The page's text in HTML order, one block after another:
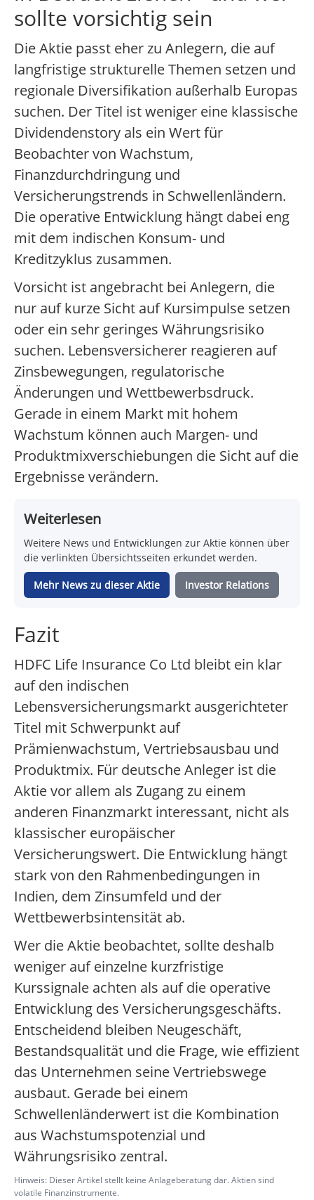
sollte vorsichtig sein
Die Aktie passt eher zu Anlegern, die auf
langfristige strukturelle Themen setzen und
regionale Diversifikation außerhalb Europas
suchen. Der Titel ist weniger eine klassische
Dividendenstory als ein Wert für
Beobachter von Wachstum,
Finanzdurchdringung und
Versicherungstrends in Schwellenländern.
Die operative Entwicklung hängt dabei eng
mit dem indischen Konsum- und
Kreditzyklus zusammen.
Vorsicht ist angebracht bei Anlegern, die
nur auf kurze Sicht auf Kursimpulse setzen
oder ein sehr geringes Währungsrisiko
suchen. Lebensversicherer reagieren auf
Zinsbewegungen, regulatorische
Änderungen und Wettbewerbsdruck.
Gerade in einem Markt mit hohem
Wachstum können auch Margen- und
Produktmixverschiebungen die Sicht auf die
Ergebnisse verändern.
Weiterlesen
Weitere News und Entwicklungen zur Aktie können über
die verlinkten Übersichtsseiten erkundet werden.
Mehr News zu dieser Aktie Investor Relations
Fazit
HDFC Life Insurance Co Ltd bleibt ein klar
auf den indischen
Lebensversicherungsmarkt ausgerichteter
Titel mit Schwerpunkt auf
Prämienwachstum, Vertriebsausbau und
Produktmix. Für deutsche Anleger ist die
Aktie vor allem als Zugang zu einem
anderen Finanzmarkt interessant, nicht als
klassischer europäischer
Versicherungswert. Die Entwicklung hängt
stark von den Rahmenbedingungen in
Indien, dem Zinsumfeld und der
Wettbewerbsintensität ab.
Wer die Aktie beobachtet, sollte deshalb
weniger auf einzelne kurzfristige
Kurssignale achten als auf die operative
Entwicklung des Versicherungsgeschäfts.
Entscheidend bleiben Neugeschäft,
Bestandsqualität und die Frage, wie effizient
das Unternehmen seine Vertriebswege
ausbaut. Gerade bei einem
Schwellenländerwert ist die Kombination
aus Wachstumspotenzial und
Währungsrisiko zentral.
Hinweis: Dieser Artikel stellt keine Anlageberatung dar. Aktien sind
volatile Finanzinstrumente.